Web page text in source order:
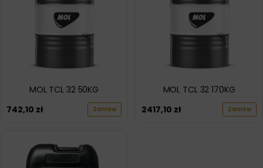
MOL TCL 32 50KG
742,10 zł Zamów
MOL TCL 32 170KG
2417,10 zł Zamów